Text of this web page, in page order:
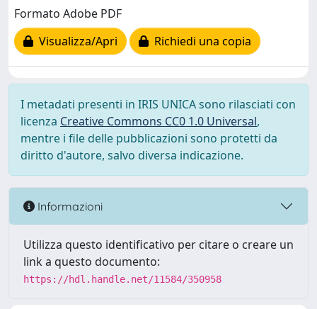
Formato Adobe PDF
Visualizza/Apri
Richiedi una copia
I metadati presenti in IRIS UNICA sono rilasciati con
licenza Creative Commons CC0 1.0 Universal,
mentre i file delle pubblicazioni sono protetti da
diritto d'autore, salvo diversa indicazione.
Informazioni
Utilizza questo identificativo per citare o creare un
link a questo documento:
https://hdl.handle.net/11584/350958